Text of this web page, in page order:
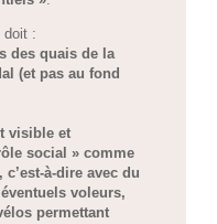
doit :
des quais de la
(et pas au fond
visible et
social » comme
à-dire avec du
voleurs,
permettant